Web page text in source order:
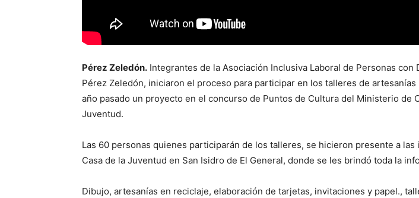
Pérez Zeledón. Integrantes de la Asociación Inclusiva Laboral de Personas con
Pérez Zeledón, iniciaron el proceso para participar en los talleres de artesanías
año pasado un proyecto en el concurso de Puntos de Cultura del Ministerio de
Juventud.
Las 60 personas quienes participarán de los talleres, se hicieron presente a las
Casa de la Juventud en San Isidro de El General, donde se les brindó toda la
Dibujo, artesanías en reciclaje, elaboración de tarjetas, invitaciones y papel.,